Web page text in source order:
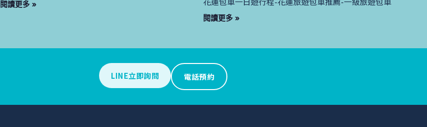
閱讀更多 »
閱讀更多 »
LINE立即詢問 電話預約